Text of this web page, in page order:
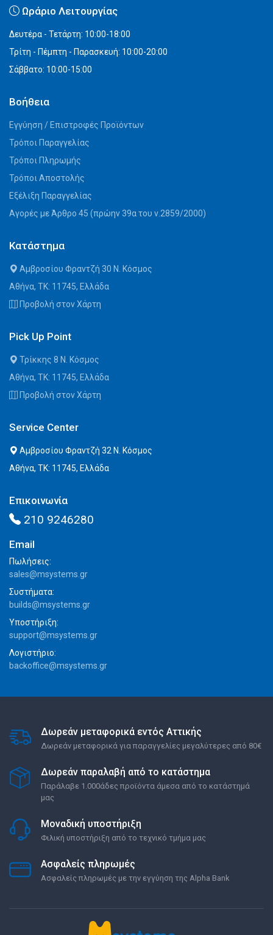
Ωράριο Λειτουργίας
Δευτέρα - Τετάρτη: 10:00-18:00
Τρίτη - Πέμπτη - Παρασκευή: 10:00-20:00
Σάββατο: 10:00-15:00
Βοήθεια
Εγγύηση / Επιστροφές Προϊόντων
Τρόποι Παραγγελίας
Τρόποι Πληρωμής
Τρόποι Αποστολής
Εξέλιξη Παραγγελίας
Αγορές με Άρθρο 45 (πρώην 39α του ν.2859/2000)
Κατάστημα
Αμβροσίου Φραντζή 30 Ν. Κόσμος
Αθήνα, ΤΚ: 11745, Ελλάδα
Προβολή στον Χάρτη
Pick Up Point
Τρίκκης 8 Ν. Κόσμος
Αθήνα, ΤΚ: 11745, Ελλάδα
Προβολή στον Χάρτη
Service Center
Αμβροσίου Φραντζή 32 Ν. Κόσμος
Αθήνα, ΤΚ: 11745, Ελλάδα
Επικοινωνία
210 9246280
Email
Πωλήσεις:
sales@msystems.gr
Συστήματα:
builds@msystems.gr
Υποστήριξη:
support@msystems.gr
Λογιστήριο:
backoffice@msystems.gr
Δωρεάν μεταφορικά εντός Αττικής
Δωρεάν μεταφορικά για παραγγελίες μεγαλύτερες από 80€
Δωρεάν παραλαβή από το κατάστημα
Παράλαβε 1.000άδες προϊόντα άμεσα από το κατάστημά
μας
Μοναδική υποστήριξη
Φιλική υποστήριξη από το τεχνικό τμήμα μας
Ασφαλείς πληρωμές
Ασφαλείς πληρωμές με την εγγύηση της Alpha Bank